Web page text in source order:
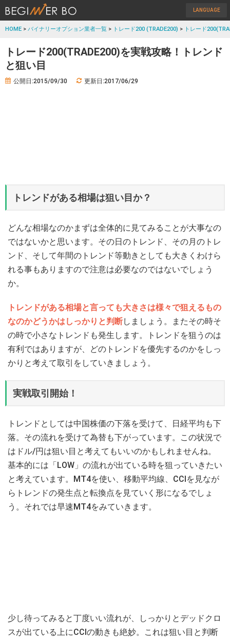
LANGUAGE
HOME > バイナリーオプション業者一覧 > トレード200 (TRADE200) > トレード
トレード200(TRADE200)を実戦攻略！トレンド
と狙い目
公開日:2015/09/30 更新日:2017/06/29
トレンドがある相場は狙い目か？
どんな相場なのかまずは全体的に見てみることが大事なの
ではないかと思います。その日のトレンド、その月のトレ
ンド、そして年間のトレンド等動きとしても大きくわけら
れる事もありますので注意は必要なのではないでしょう
か。
トレンドがある相場と言っても大きさは様々で狙えるもの
なのかどうかはしっかりと判断しましょう。またその時そ
の時で小さなトレンドも発生します。トレンドを狙うのは
有利ではありますが、どのトレンドを優先するのかをしっ
かりと考えて取引をしていきましょう。
実戦取引開始！
トレンドとしては中国株価の下落を受けて、日経平均も下
落。その流れを受けて為替も下がっています。この状況で
はドル/円は狙い目と考えてもいいのかもしれませんね。
基本的には「LOW」の流れが出ている時を狙っていきたい
と考えています。MT4を使い、移動平均線、CCIを見なが
らトレンドの発生点と転換点を見ていく形になるでしょ
う。それでは早速MT4をみていきます。
少し待ってみると丁度いい流れが、しっかりとデッドクロ
スが出ている上にCCIの動きも絶妙。これは狙い目と判断